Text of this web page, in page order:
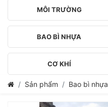
MÔI TRƯỜNG
BAO BÌ NHỰA
CƠ KHÍ
Sản phẩm Bao bì nhựa